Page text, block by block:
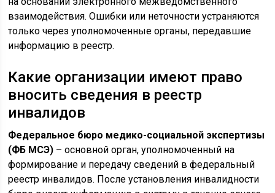
взаимодействия. Ошибки или неточности устраняются
только через уполномоченные органы, передавшие
информацию в реестр.
Какие организации имеют право
вносить сведения в реестр
инвалидов
Федеральное бюро медико-социальной экспертизы
(ФБ МСЭ) – основной орган, уполномоченный на
формирование и передачу сведений в федеральный
реестр инвалидов. После установления инвалидности